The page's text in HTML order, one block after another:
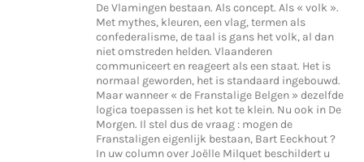
De Vlamingen bestaan. Als concept. Als « volk ».
Met mythes, kleuren, een vlag, termen als
confederalisme, de taal is gans het volk, al dan
niet omstreden helden. Vlaanderen
communiceert en reageert als een staat. Het is
normaal geworden, het is standaard ingebouwd.
Maar wanneer « de Franstalige Belgen » dezelfde
logica toepassen is het kot te klein. Nu ook in De
Morgen. Il stel dus de vraag : mogen de
Franstaligen eigenlijk bestaan, Bart Eeckhout ?
In uw column over Joëlle Milquet beschildert u